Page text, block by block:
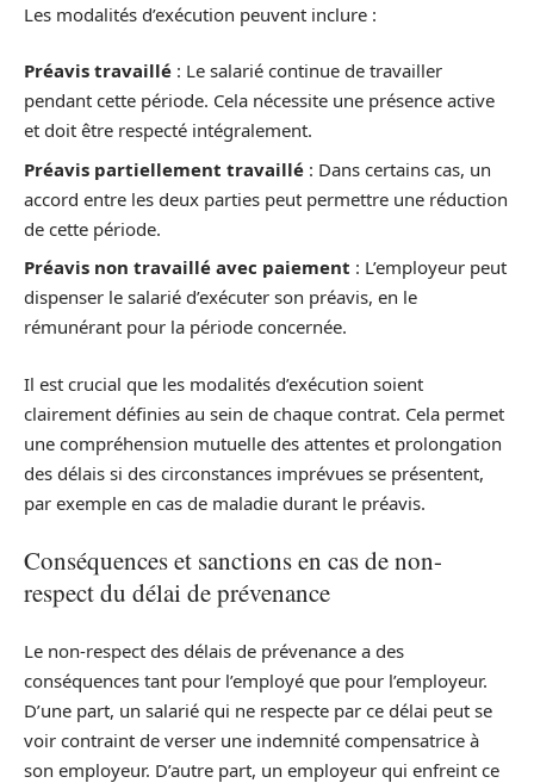
Les modalités d’exécution peuvent inclure :
Préavis travaillé : Le salarié continue de travailler
pendant cette période. Cela nécessite une présence active
et doit être respecté intégralement.
Préavis partiellement travaillé : Dans certains cas, un
accord entre les deux parties peut permettre une réduction
de cette période.
Préavis non travaillé avec paiement : L’employeur peut
dispenser le salarié d’exécuter son préavis, en le
rémunérant pour la période concernée.
Il est crucial que les modalités d’exécution soient
clairement définies au sein de chaque contrat. Cela permet
une compréhension mutuelle des attentes et prolongation
des délais si des circonstances imprévues se présentent,
par exemple en cas de maladie durant le préavis.
Conséquences et sanctions en cas de non-
respect du délai de prévenance
Le non-respect des délais de prévenance a des
conséquences tant pour l’employé que pour l’employeur.
D’une part, un salarié qui ne respecte par ce délai peut se
voir contraint de verser une indemnité compensatrice à
son employeur. D’autre part, un employeur qui enfreint ce